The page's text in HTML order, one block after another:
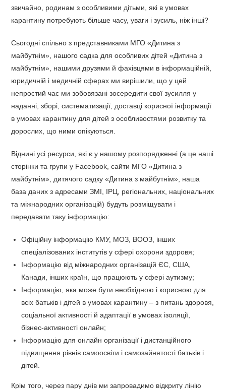
звичайно, родинам з особливими дітьми, які в умовах
карантину потребують більше часу, уваги і зусиль, ніж інші?
Сьогодні спільно з представниками МГО «Дитина з
майбутнім», нашого садка для особливих дітей «Дитина з
майбутнім», нашими друзями й фахівцями в інформаційній,
юридичній і медичній сферах ми вирішили, що у цей
непростий час ми зобовязані зосередити свої зусилля у
наданні, зборі, систематизації, доставці корисної інформації
в умовах карантину для дітей з особливостями розвитку та
дорослих, що ними опікуються.
Віднині усі ресурси, які є у нашому розпорядженні (а це наші
сторінки та групи у Facebook, сайти МГО «Дитина з
майбутнім», дитячого садку «Дитина з майбутнім», наша
база даних з адресами ЗМІ, ІРЦ, регіональних, національних
та міжнародних організацій) будуть розміщувати і
передавати таку інформацію:
Офіційну інформацію КМУ, МОЗ, ВООЗ, інших
спеціалізованих інститутів у сфері охорони здоровя;
Інформацію від міжнародних організацій ЄС, США,
Канади, інших країн, що працюють у сфері аутизму;
Інформацію, яка може бути необхідною і корисною для
всіх батьків і дітей в умовах карантину – з питань здоровя,
соціальної активності й адаптації в умовах ізоляції,
бізнес-активності онлайн;
Інформацію для онлайн організації і дистанційного
підвищення рівнів самоосвіти і самозайнятості батьків і
дітей.
Крім того, через пару днів ми запровадимо відкриту лінію